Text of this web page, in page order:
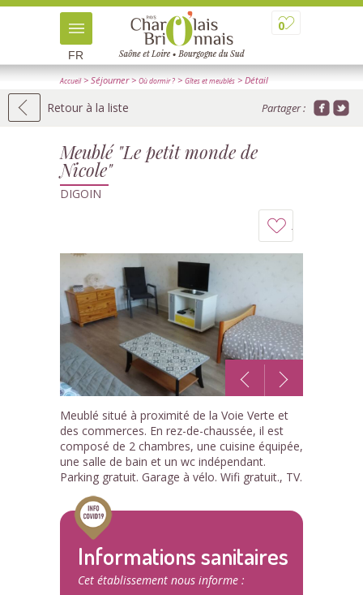
0
FR
Accueil> Séjourner> Où dormir ? > Gîtes et meublés > Détail
Retour à la liste Partager :
Meublé "Le petit monde de
Nicole"
DIGOIN
à
1 /9
Meublé situé à proximité de la Voie Verte et
des commerces. En rez-de-chaussée, il est
composé de 2 chambres, une cuisine équipée,
une salle de bain et un wc indépendant.
Parking gratuit. Garage à vélo. Wifi gratuit., TV.
Informations sanitaires
Cet établissement nous informe :